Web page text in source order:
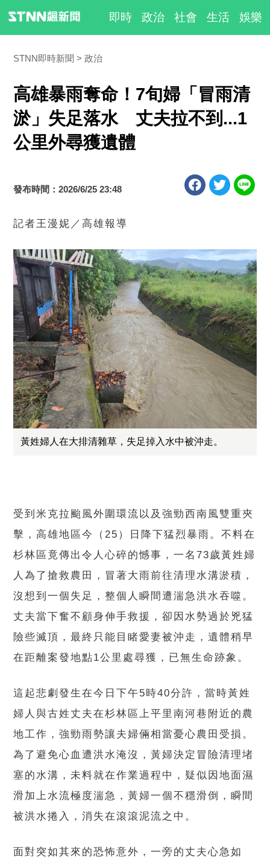
即時 政治 社會 生活 娛樂
STNN即時新聞 政治
高雄暴雨奪命！7旬婦「冒雨清
淤」失足落水 丈夫拉不到...1
公里外尋獲遺體
發布時間：2026/6/25 23:48
記者王漫妮／高雄報導
黃姓婦人在大排清雜草，失足掉入水中被沖走。
受到米克拉颱風外圍環流以及強勁西南風雙重夾
擊，高雄地區今（25）日降下猛烈暴雨。不料在
杉林區竟傳出令人心碎的憾事，一名73歲黃姓婦
人為了搶救農田，冒著大雨前往清理水溝淤積，
沒想到一個失足，整個人瞬間遭湍急洪水吞噬。
丈夫當下奮不顧身伸手救援，卻因水勢過於兇猛
險些滅頂，最終只能目睹愛妻被沖走，遺體稍早
在距離案發地點1公里處尋獲，已無生命跡象。
這起悲劇發生在今日下午5時40分許，當時黃姓
婦人與古姓丈夫在杉林區上平里南河巷附近的農
地工作，強勁雨勢讓夫婦倆相當憂心農田受損。
為了避免心血遭洪水淹沒，黃婦決定冒險清理堵
塞的水溝，未料就在作業過程中，疑似因地面濕
滑加上水流極度湍急，黃婦一個不穩滑倒，瞬間
被洪水捲入，消失在滾滾泥流之中。
面對突如其來的恐怖意外，一旁的丈夫心急如